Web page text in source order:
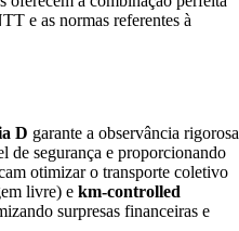
e as normas referentes à
D garante a observância rigorosa
de segurança e proporcionando
otimizar o transporte coletivo
livre) e km-controlled
surpresas financeiras e